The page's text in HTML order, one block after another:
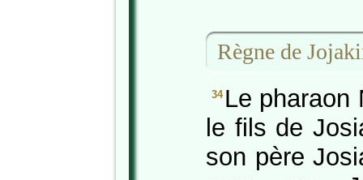
Règne de
34 Le pharaon
le fils de
son père